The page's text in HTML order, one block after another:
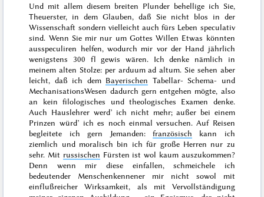
Und mit allem diesem breiten Plunder behellige ich Sie,
Theuerster, in dem Glauben, daß Sie nicht blos in der
Wissenschaft sondern vielleicht auch fürs Leben speculativ
sind. Wenn Sie mir nur um Gottes Willen Etwas könnten
ausspeculiren helfen, wodurch mir vor der Hand jährlich
wenigstens 300 flgewis wären. Ich denke nämlich in
meinem alten Stolze: per arduum ad altum. Sie sehen aber
leicht, daß ich dem Bayerischen Tabellar- Schema- und
MechanisationsWesen dadurch gern entgehen mögte, also
an kein filologisches und theologisches Examen denke.
Auch Hauslehrer werd’ ich nicht mehr; außer bei einem
Prinzen würd’ ich es noch einmal versuchen. Auf Reisen
begleitete ich gern Jemanden: französisch kann ich
ziemlich und moralisch bin ich für große Herren nur zu
sehr. Mit russischen Fürsten ist wol kaum auszukommen?
Denn wenn mir diese einfallen, schmeichele ich
bedeutender Menschenkennener mir nicht sowol mit
einflußreicher Wirksamkeit, als mit Vervollständigung